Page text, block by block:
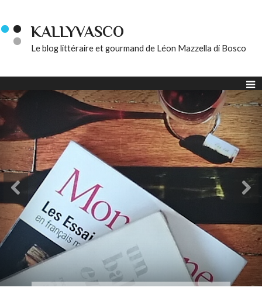
KALLYVASCO
Le blog littéraire et gourmand de Léon Mazzella di Bosco